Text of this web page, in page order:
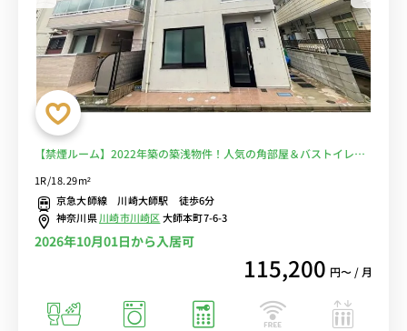
【禁煙ルーム】2022年築の築浅物件！人気の角部屋＆バストイレ
ぷり収納2ドア冷蔵庫など生活家電＆デスク・チェアのあるお部屋■
選べるWi-Fi格安レンタル中！
1R/18.29m²
京急大師線 川崎大師駅 徒歩6分
神奈川県川崎市川崎区大師本町7-6-3
2026年10月01日から入居可
115,200 円〜 / 月